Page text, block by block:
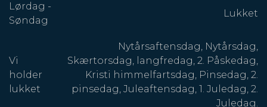
Lørdag -
Søndag
Lukket
Vi
holder
lukket
Nytårsaftensdag, Nytårsdag,
Skærtorsdag, langfredag, 2. Påskedag,
Kristi himmelfartsdag, Pinsedag, 2.
pinsedag, Juleaftensdag, 1. Juledag, 2.
Juledag.